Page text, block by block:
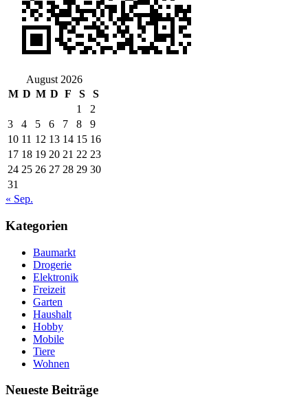
August 2026
M D M D F S
S
1
2
3
4 5 6 7 8
9
10 11 12 13 14 15 16
17 18 19 20 21 22 23
24 25 26 27 28 29 30
31
« Sep.
Kategorien
Baumarkt
Drogerie
Elektronik
Freizeit
Garten
Haushalt
Hobby
Mobile
Tiere
Wohnen
Neueste Beiträge